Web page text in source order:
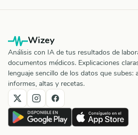
Wizey
Análisis con IA de tus resultados de
documentos médicos. Explicaciones
lenguaje sencillo de los datos que subes:
informes, altas y recetas.